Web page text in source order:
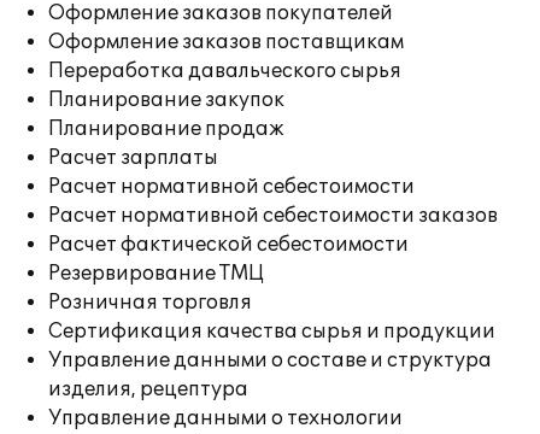
Оформление заказов покупателей
Оформление заказов поставщикам
Переработка давальческого сырья
Планирование закупок
Планирование продаж
Расчет зарплаты
Расчет нормативной себестоимости
Расчет нормативной себестоимости заказов
Расчет фактической себестоимости
Резервирование ТМЦ
Розничная торговля
Сертификация качества сырья и продукции
Управление данными о составе и структура
изделия, рецептура
Управление данными о технологии